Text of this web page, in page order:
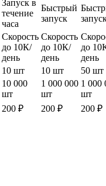
Запуск в
течение
часа
Быстрый
запуск
Скорость
до 10К/
день
Скорость
до 10К/
день
до
день
10 шт 10 шт
50 шт
10 000
шт
1 000 000
шт
1 000
шт
200 ₽ 200 ₽ 200 ₽